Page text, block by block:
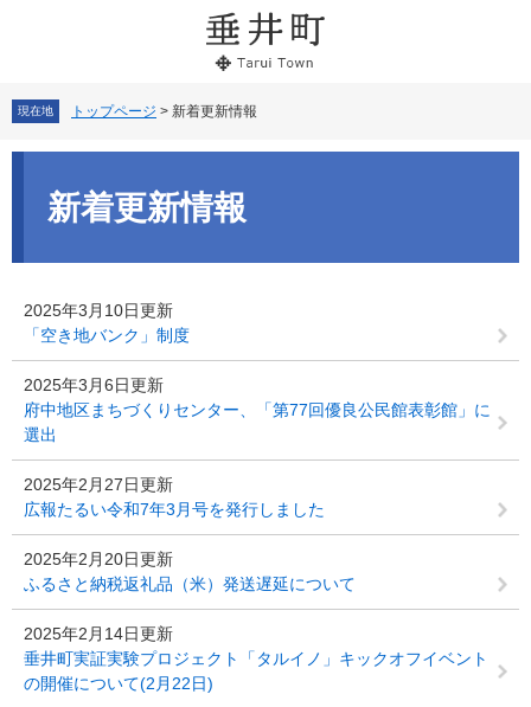
文
現在地 トップページ > 新着更新情報
新着更新情報
2025年3月10日更新
「空き地バンク」制度
2025年3月6日更新
府中地区まちづくりセンター、「第77回優良公民館表彰館」に
選出
2025年2月27日更新
広報たるい令和7年3月号を発行しました
2025年2月20日更新
ふるさと納税返礼品（米）発送遅延について
2025年2月14日更新
垂井町実証実験プロジェクト「タルイノ」キックオフイベント
の開催について(2月22日)